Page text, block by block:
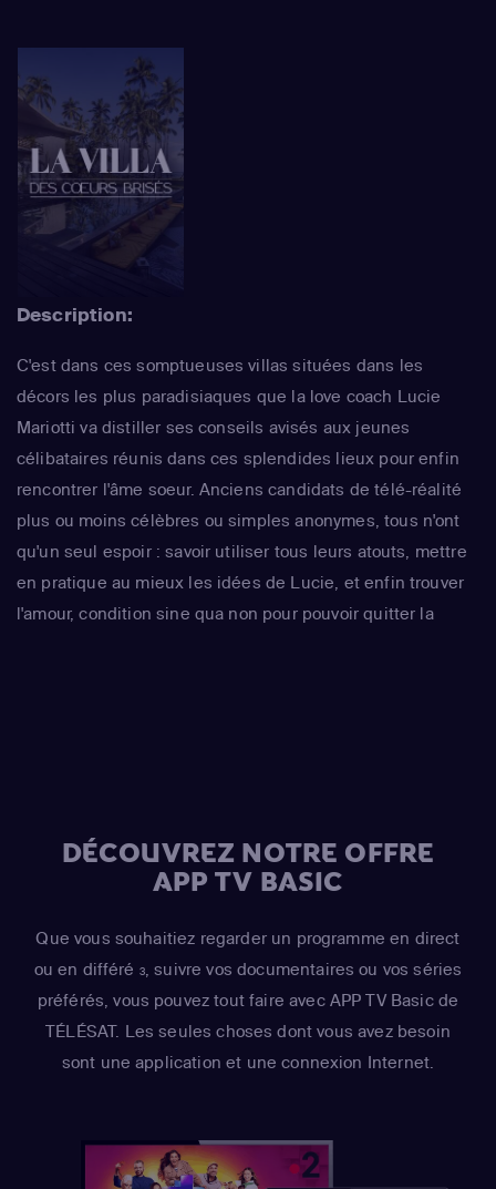
Description:
C'est dans ces somptueuses villas situées dans les
décors les plus paradisiaques que la love coach Lucie
Mariotti va distiller ses conseils avisés aux jeunes
célibataires réunis dans ces splendides lieux pour enfin
rencontrer l'âme soeur. Anciens candidats de télé-réalité
plus ou moins célèbres ou simples anonymes, tous n'ont
qu'un seul espoir : savoir utiliser tous leurs atouts, mettre
en pratique au mieux les idées de Lucie, et enfin trouver
l'amour, condition sine qua non pour pouvoir quitter la
DÉCOUVREZ NOTRE OFFRE
APP TV BASIC
Que vous souhaitiez regarder un programme en direct
ou en différé 3, suivre vos documentaires ou vos séries
préférés, vous pouvez tout faire avec APP TV Basic de
TÉLÉSAT. Les seules choses dont vous avez besoin
sont une application et une connexion Internet.